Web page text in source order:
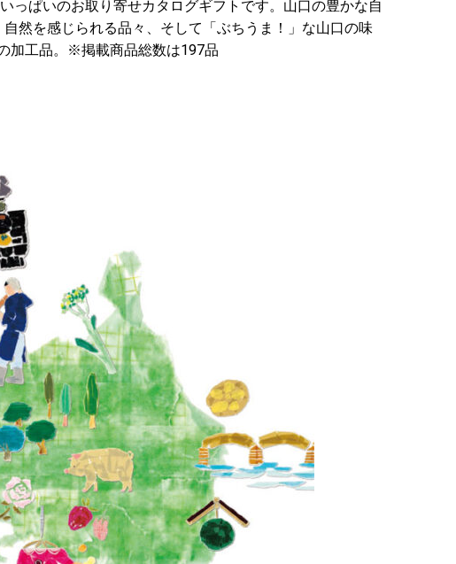
っぱいのお取り寄せカタログギフトです。山口の豊かな自
然を感じられる品々、そして「ぶちうま！」な山口の味
加工品。※掲載商品総数は197品